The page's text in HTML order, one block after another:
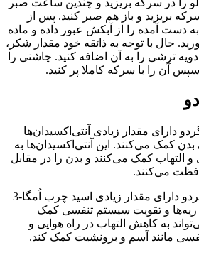
بریزید و باز هم صبر کنید. پس از
دست آمده را از آبکش عبور داده و ماده
حال با توجه به ذائقه خود مقدار شکر،
ترشی را به آن اضافه کنید. چاشنی را
آن را با سرکه کاملا پر کنید.
دارای مقدار زیادی آنتی‌اکسیدان‌ها
کمک می‌کنند. این آنتی‌اکسیدان‌ها به
التهاب کمک می‌کنند و بدن را در مقابل
می‌کنند.
2.بهبود عملکرد تنفسی: گردو دارای مقدار زیادی اسید چرب اُمگا-3
ریه‌ها و تقویت سیستم تنفسی کمک
به کاهش التهاب در راه هوایی و
مانند آسم و برونشیت کمک کند.